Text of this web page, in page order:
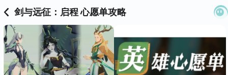
剑与远征：启程 心愿单攻略